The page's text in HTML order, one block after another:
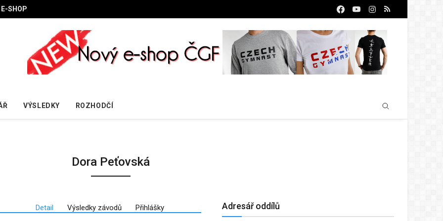
E-SHOP
VÝSLEDKY ROZHODČÍ
Dora Peťovská
Detail Výsledky závodů Přihlášky Adresář oddílů